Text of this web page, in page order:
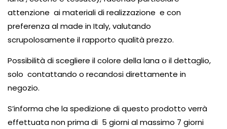
attenzione ai materiali di realizzazione e con
preferenza al made in Italy, valutando
scrupolosamente il rapporto qualità prezzo.
Possibilità di scegliere il colore della lana o il dettaglio,
solo contattando o recandosi direttamente in
negozio.
S’informa che la spedizione di questo prodotto verrà
effettuata non prima di 5 giorni al massimo 7 giorni